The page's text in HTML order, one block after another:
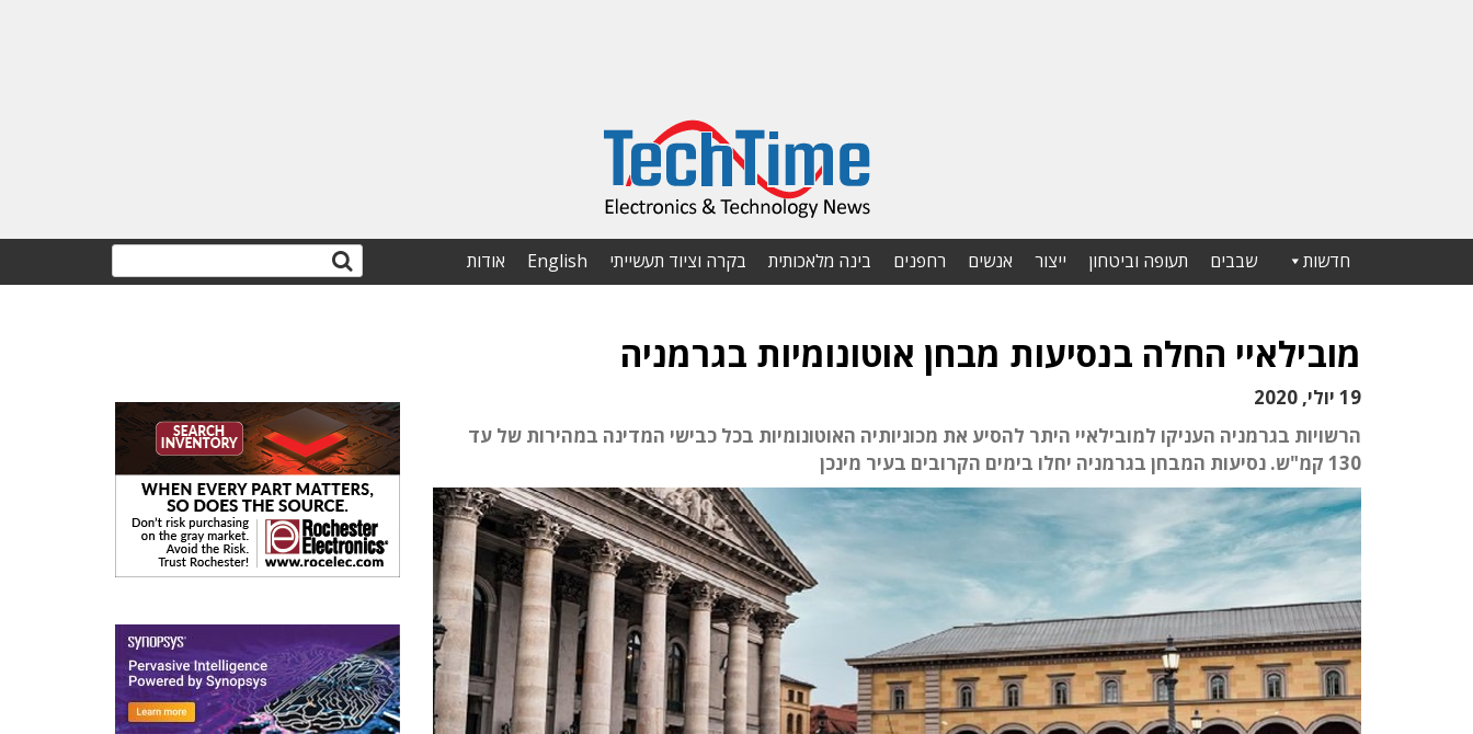
חדשות שבבים תעופה וביטחון ייצור אנשים רחפנים בינה מלאכותית בקרה וציוד תעשייתי English אודות
מובילאיי החלה בנסיעות מבחן אוטונומיות בגרמניה
19 יולי, 2020
הרשויות בגרמניה העניקו למובילאיי היתר להסיע את מכוניותיה האוטונומיות בכל כבישי המדינה במהירות של עד
130 קמ"ש. נסיעות המבחן בגרמניה יחלו בימים הקרובים בעיר מינכן